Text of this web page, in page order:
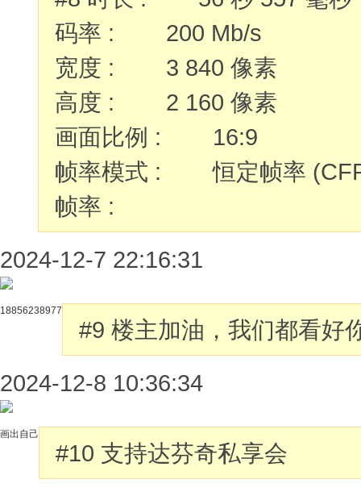
码率 : 200 Mb/s
宽度 : 3 840 像素
高度 : 2 160 像素
画面比例 : 16:9
帧率模式 : 恒定帧率
帧率 :
2024-12-7 22:16:31
18856238977
#9 楼主加油，我们都看好
2024-12-8 10:36:34
画出自己
#10 支持达芬奇私享会